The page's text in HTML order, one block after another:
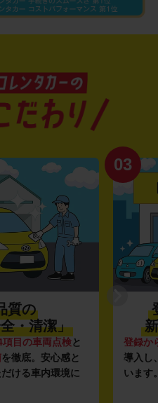
質の
・清潔」
項目の車両点検と
を徹底。安心感と
ける車内環境に
03
登録か
導入し
います